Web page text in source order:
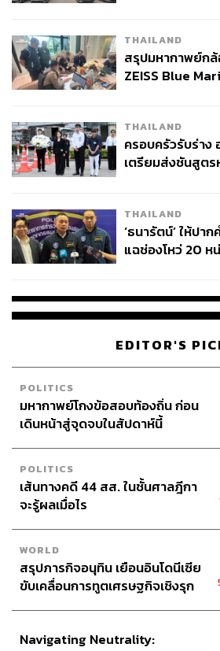
THAILAND
สรุปมหากาพย์ก
ZEISS Blue
จ่ายหนี้-แอบระบุแ
THAILAND
ครอบครัวรับร่าง
เตรียมส่งชันสูตร
THAILAND
‘ธนารัตน์’ ให้ปา
แฉช่องโหว่ 20 ห
EDITOR'S
POLITICS
มหากาพย์โกงข้อสอบท้องถิ่น ก่อน
เดินหน้าสู่จุดจบในสัปดาห์นี้
POLITICS
เส้นทางคดี 44 สส. ในชั้นศาลฎีกา
จะรู้ผลเมื่อไร
WORLD
สรุปภารกิจอนุทิน เยือนอินโดนีเซีย
ขับเคลื่อนการทูตเศรษฐกิจเชิงรุก
Navigating Neutrality: